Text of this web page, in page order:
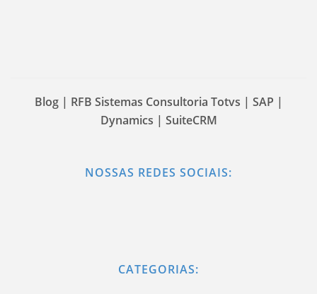
Blog | RFB Sistemas Consultoria Totvs | SAP |
Dynamics | SuiteCRM
NOSSAS REDES SOCIAIS:
CATEGORIAS: